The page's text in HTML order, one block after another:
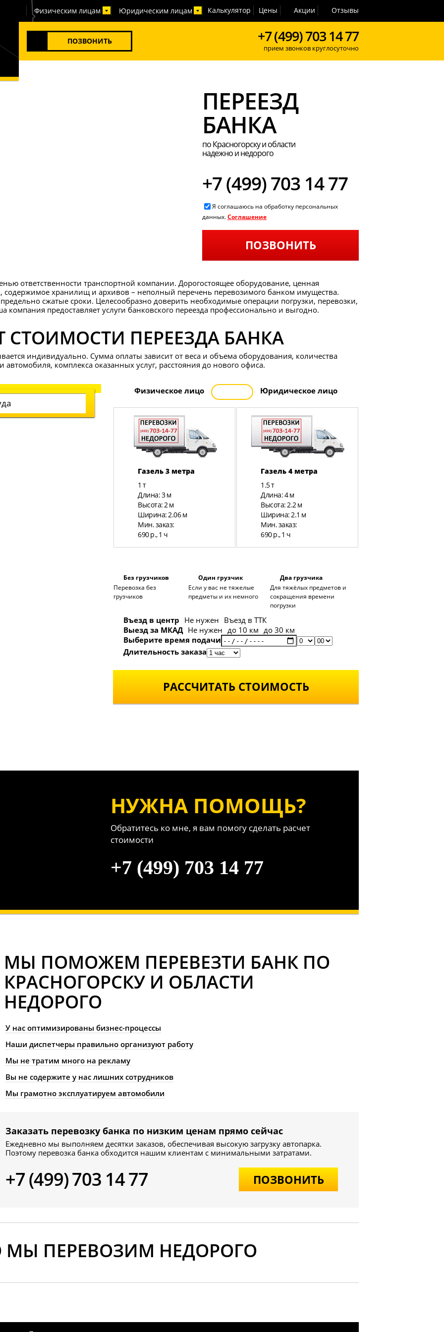
Физическим лицам Юридическим лицам Калькулятор Цены Акции Отзывы
ПОЗВОНИТЬ +7 (499) 703 14 77
прием звонков круглосуточно
ПЕРЕЕЗД
БАНКА
по Красногорску и области
надежно и недорого
+7 (499) 703 14 77
Я соглашаюсь на обработку персональных
данных.Соглашение
ПОЗВОНИТЬ
ответственности транспортной компании. Дорогостоящее оборудование, ценная
содержимое хранилищ и архивов – неполный перечень перевозимого банком имущества.
сжатые сроки. Целесообразно доверить необходимые операции погрузки, перевозки,
компания предоставляет услуги банковского переезда профессионально и выгодно.
СТОИМОСТИ ПЕРЕЕЗДА БАНКА
индивидуально. Сумма оплаты зависит от веса и объема оборудования, количества
автомобиля, комплекса оказанных услуг, расстояния до нового офиса.
Физическое лицо Юридическое лицо
Газель 3 метра
1 т
Длина: 3 м
Высота: 2 м
Ширина: 2.06 м
Мин. заказ:
690 р., 1 ч
Газель 4 метра
1.5 т
Длина: 4 м
Высота: 2.2 м
Ширина: 2.1 м
Мин. заказ:
690 р., 1 ч
Без грузчиков
Перевозка без
грузчиков
Один грузчик
Если у вас не тяжелые
предметы и их немного
Два грузчика
Для тяжёлых предметов и
сокращения времени
погрузки
Въезд в центр Не нужен Въезд в ТТК
Выезд за МКАД Не нужен до 10 км до 30 км
Выберите время подачи
Длительность заказа
РАССЧИТАТЬ СТОИМОСТЬ
НУЖНА ПОМОЩЬ?
Обратитесь ко мне, я вам помогу сделать расчет
стоимости
+7 (499) 703 14 77
МЫ ПОМОЖЕМ ПЕРЕВЕЗТИ БАНК ПО
КРАСНОГОРСКУ И ОБЛАСТИ
НЕДОРОГО
У нас оптимизированы бизнес-процессы
Наши диспетчеры правильно организуют работу
Мы не тратим много на рекламу
Вы не содержите у нас лишних сотрудников
Мы грамотно эксплуатируем автомобили
Заказать перевозку банка по низким ценам прямо сейчас
Ежедневно мы выполняем десятки заказов, обеспечивая высокую загрузку автопарка.
Поэтому перевозка банка обходится нашим клиентам с минимальными затратами.
+7 (499) 703 14 77 ПОЗВОНИТЬ
МЫ ПЕРЕВОЗИМ НЕДОРОГО